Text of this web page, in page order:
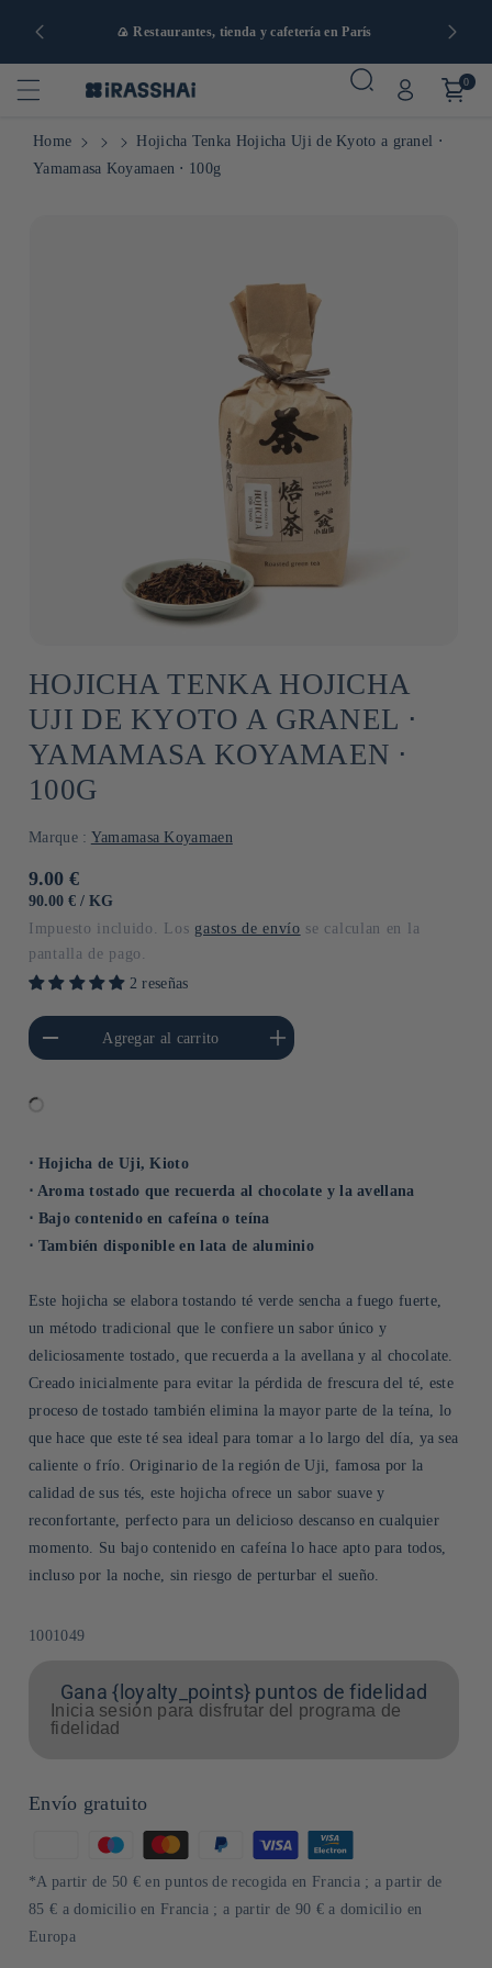
🍙 Restaurantes, tienda y cafetería en París
0
Home
Hojicha Tenka Hojicha Uji de Kyoto a granel ⋅
Yamamasa Koyamaen ⋅ 100g
HOJICHA TENKA HOJICHA
UJI DE KYOTO A GRANEL ⋅
YAMAMASA KOYAMAEN ⋅
100G
Marque : Yamamasa Koyamaen
Precio
habitual
9.00 €
PRECIO
90.00 € / POR
KG
Impuesto incluido. Los gastos de envío se calculan en la
pantalla de pago.
2 reseñas
para Default
Title
Agregar al carrito
Aumentar cantidad para Default
Title
⋅ Hojicha de Uji, Kioto
⋅ Aroma tostado que recuerda al chocolate y la avellana
⋅ Bajo contenido en cafeína o teína
⋅ También disponible en lata de aluminio
Este hojicha se elabora tostando té verde sencha a fuego fuerte,
un método tradicional que le confiere un sabor único y
deliciosamente tostado, que recuerda a la avellana y al chocolate.
Creado inicialmente para evitar la pérdida de frescura del té, este
proceso de tostado también elimina la mayor parte de la teína, lo
que hace que este té sea ideal para tomar a lo largo del día, ya sea
caliente o frío. Originario de la región de Uji, famosa por la
calidad de sus tés, este hojicha ofrece un sabor suave y
reconfortante, perfecto para un delicioso descanso en cualquier
momento. Su bajo contenido en cafeína lo hace apto para todos,
incluso por la noche, sin riesgo de perturbar el sueño.
SKU:
1001049
Gana {loyalty_points} puntos de fidelidad
Inicia sesión para disfrutar del programa de
fidelidad
Envío gratuito
de
pago
*A partir de 50 € en puntos de recogida en Francia ; a partir de
85 € a domicilio en Francia ; a partir de 90 € a domicilio en
Europa